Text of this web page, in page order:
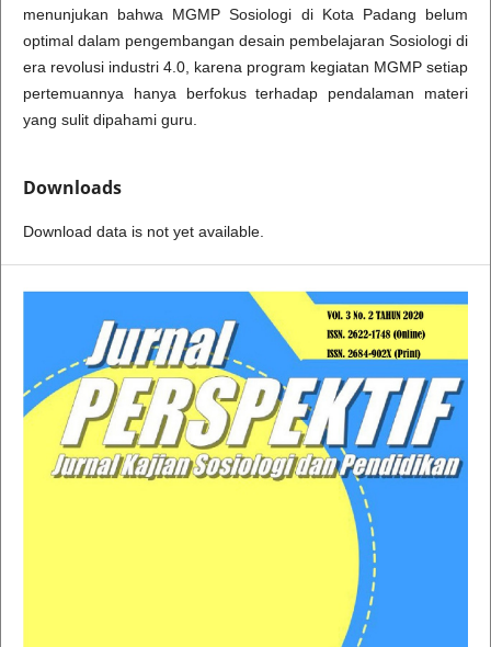
menunjukan bahwa MGMP Sosiologi di Kota Padang belum
optimal dalam pengembangan desain pembelajaran Sosiologi di
era revolusi industri 4.0, karena program kegiatan MGMP setiap
pertemuannya hanya berfokus terhadap pendalaman materi
yang sulit dipahami guru.
Downloads
Download data is not yet available.